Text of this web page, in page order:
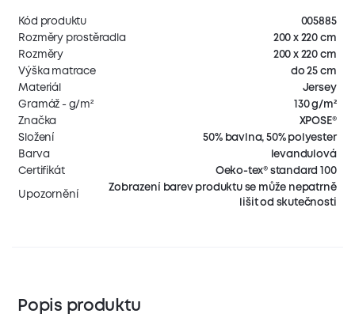
Kód produktu
005885
Rozměry prostěradla
200 x 220 cm
Rozměry
200 x 220 cm
Výška matrace
do 25 cm
Materiál
Jersey
Gramáž - g/m²
130 g/m²
Značka
XPOSE®
Složení
50% bavlna, 50% polyester
Barva
levandulová
Certifikát
Oeko-tex® standard 100
Upozornění
Zobrazení barev produktu se může nepatrně
lišit od skutečnosti
Popis produktu